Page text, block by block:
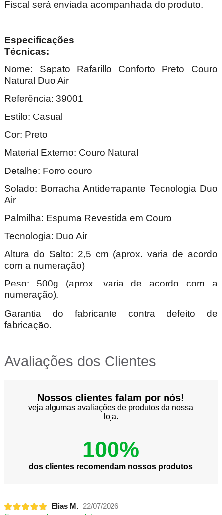
Fiscal será enviada acompanhada do produto.
Especificações
Nome: Sapato Rafarillo Conforto Preto Couro
Natural Duo Air
Referência: 39001
Estilo: Casual
Cor: Preto
Material Externo: Couro Natural
Detalhe: Forro couro
Solado: Borracha Antiderrapante Tecnologia Duo
Air
Palmilha: Espuma Revestida em Couro
Tecnologia: Duo Air
Altura do Salto: 2,5 cm (aprox. varia de acordo
com a numeração)
Peso: 500g (aprox. varia de acordo com a
numeração).
Garantia do fabricante contra defeito de
fabricação.
Avaliações dos Clientes
Nossos clientes falam por nós!
veja algumas avaliações de produtos da nossa
loja.
100%
dos clientes recomendam nossos produtos
Elias M.
22/07/2026